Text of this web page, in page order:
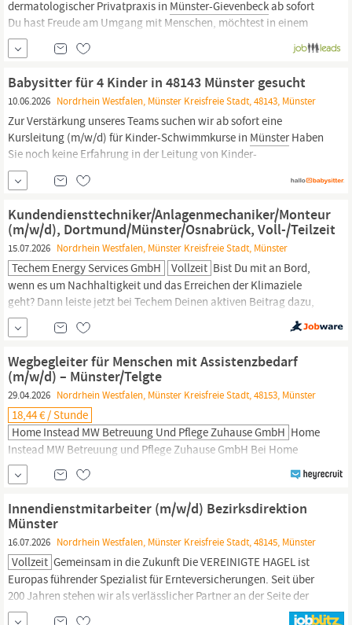
dermatologischer Privatpraxis in Münster-Gievenbeckab sofort
Du hast Freude am Umgang mit Menschen, möchtest in einem
medizinischen Umfeld Verantwortung übernehmen und suchst
eine Teilzeitstelle am Vormittag. Alternativ ist auch Vollzeit
Babysitter für 4 Kinder in 48143 Münster gesucht
10.06.2026 Nordrhein Westfalen, Münster Kreisfreie Stadt, 48143, Münster
Zur Verstärkung unseres Teams suchen wir ab sofort eine
Kursleitung (m/w/d) für Kinder-Schwimmkurse in MünsterHaben
Sie noch keine Erfahrung in der Leitung von Kinder-
Schwimmkursen? - Kein Problem, wir bilden Sie aus! Unser
Angebot: - Interessante, abwechslungsreiche und sinnvolle
Kundendiensttechniker/Anlagenmechaniker/Monteur
(m/w/d), Dortmund/Münster/Osnabrück, Voll-/Teilzeit
15.07.2026 Nordrhein Westfalen, Münster Kreisfreie Stadt, Münster
Techem Energy Services GmbH Vollzeit Bist Du mit an Bord,
wenn es um Nachhaltigkeit und das Erreichen der Klimaziele
geht? Dann leiste jetzt bei Techem Deinen aktiven Beitrag dazu,
wertvolle Ressourcen zu schonen. Wir sorgen gemeinsam für die
digitale Energiewende in Gebäuden. Als ein führender
Effizienzsteigerung entlang der gesamten...
Wegbegleiter für Menschen mit Assistenzbedarf
(m/w/d) – Münster/Telgte
29.04.2026 Nordrhein Westfalen, Münster Kreisfreie Stadt, 48153, Münster
18,44 € / Stunde
Home Instead MW Betreuung Und Pflege Zuhause GmbH Home
Instead MW Betreuung und Pflege Zuhause GmbH Bei Home
Instead steht der Mensch im Mittelpunkt – von Jung bis Alt. Wir
unterstützen Menschen, die im Alltag Hilfe benötigen, dabei, ein
selbstbestimmtes, gleichberechtigtes Leben in ihrer vertrauten
Umgebung zu führen. Dabei bieten wir genau die Unterstützung,
die sie brauchen. Besondere Situationen erfordern häufig...
Innendienstmitarbeiter (m/w/d) Bezirksdirektion
Münster
16.07.2026 Nordrhein Westfalen, Münster Kreisfreie Stadt, 48145, Münster
Vollzeit Gemeinsam in die Zukunft Die VEREINIGTE HAGEL ist
Europas führender Spezialist für Ernte­versiche­rungen. Seit über
200 Jahren stehen wir als verläss­licher Partner an der Seite der
Land­wirtschaft und wachsen konti­nuier­lich weiter. Unsere